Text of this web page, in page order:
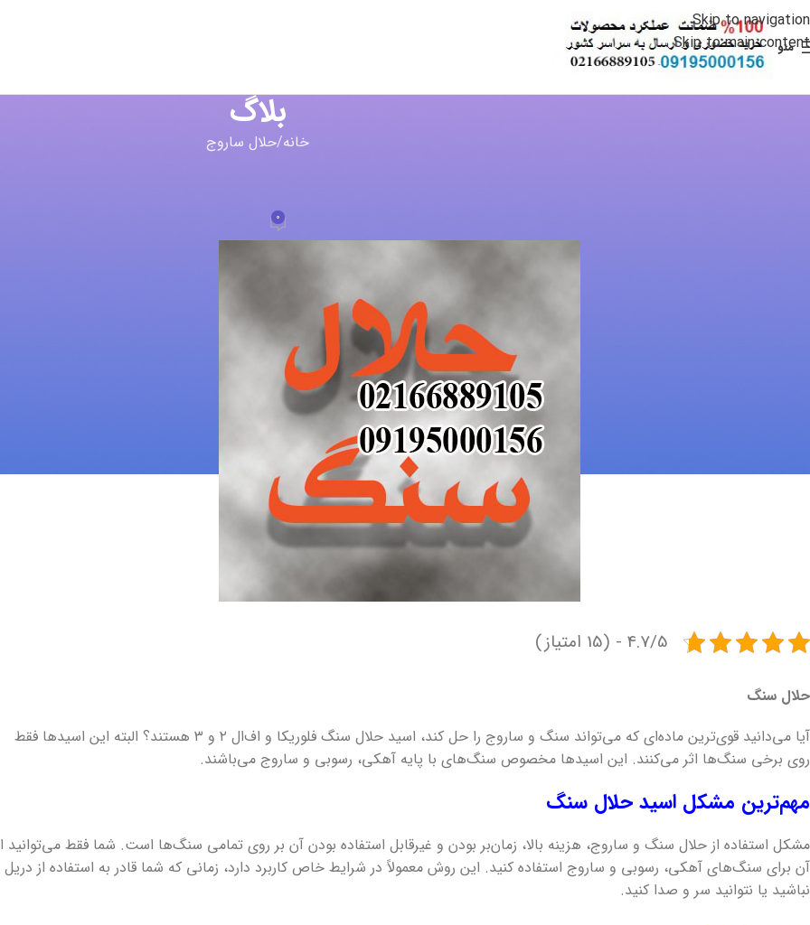
Skip to navigation
Skip to main content
منو
بلاگ
خانه حلال ساروج
0
4.7/5 - (15 امتیاز)
حلال سنگ
آیا می‌دانید قوی‌ترین ماده‌ای که می‌تواند سنگ و ساروج را حل کند، اسید حلال سنگ فلوریکا و اف‌ال ۲ و ۳ هستند؟ البته این اسیدها فقط
روی برخی سنگ‌ها اثر می‌کنند. این اسیدها مخصوص سنگ‌های با پایه آهکی، رسوبی و ساروج می‌باشند.
مهم‌ترین مشکل اسید حلال سنگ
مشکل استفاده از حلال سنگ و ساروج، هزینه بالا، زمان‌بر بودن و غیرقابل استفاده بودن آن بر روی تمامی سنگ‌ها است. شما فقط می‌توانید
آن برای سنگ‌های آهکی، رسوبی و ساروج استفاده کنید. این روش معمولاً در شرایط خاص کاربرد دارد، زمانی که شما قادر به استفاده از دریل
نباشید یا نتوانید سر و صدا کنید.